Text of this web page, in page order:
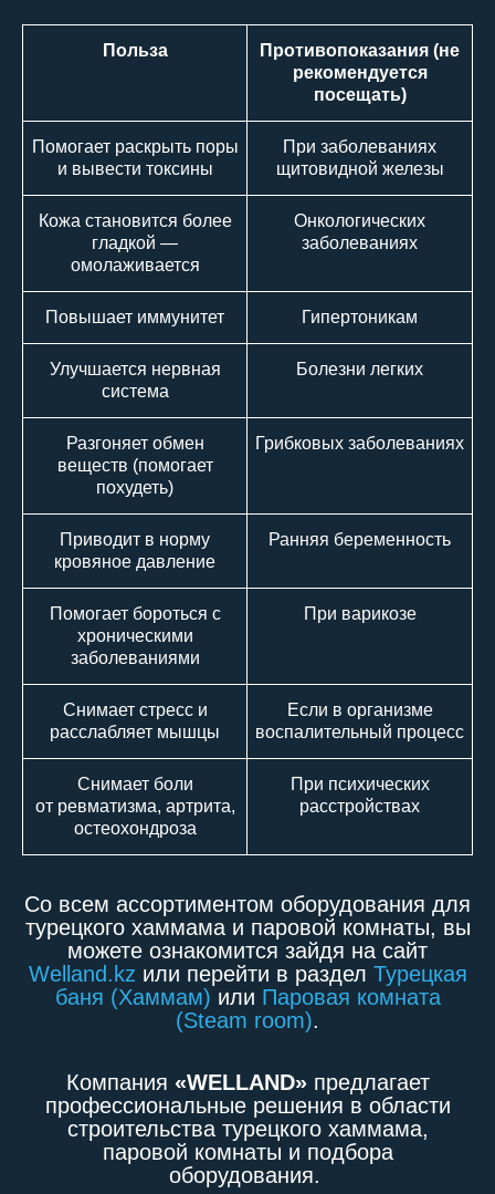
Польза
Противопоказания (не
рекомендуется
посещать)
Помогает раскрыть поры
и вывести токсины
При заболеваниях
щитовидной железы
Кожа становится более
гладкой —
омолаживается
Онкологических
заболеваниях
Повышает иммунитет Гипертоникам
Улучшается нервная
система
Болезни легких
Разгоняет обмен
веществ (помогает
похудеть)
Грибковых заболеваниях
Приводит в норму
кровяное давление
Ранняя беременность
Помогает бороться с
хроническими
заболеваниями
При варикозе
Снимает стресс и
расслабляет мышцы
Если в организме
воспалительный процесс
Снимает боли
от ревматизма, артрита,
остеохондроза
При психических
расстройствах
Со всем ассортиментом оборудования для
турецкого хаммама и паровой комнаты, вы
можете ознакомится зайдя на сайт
Welland.kz или перейти в раздел Турецкая
баня (Хаммам) или Паровая комната
(Steam room).
Компания «WELLAND» предлагает
профессиональные решения в области
строительства турецкого хаммама,
паровой комнаты и подбора
оборудования.